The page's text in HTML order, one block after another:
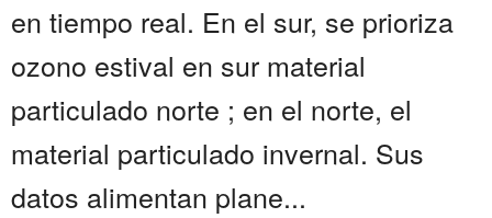
en tiempo real. En el sur, se prioriza
ozono estival en sur material
particulado norte ; en el norte, el
material particulado invernal. Sus
datos alimentan plane...